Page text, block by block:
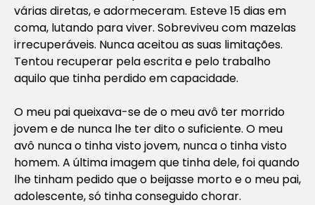
várias diretas, e adormeceram. Esteve 15 dias em
coma, lutando para viver. Sobreviveu com mazelas
irrecuperáveis. Nunca aceitou as suas limitações.
Tentou recuperar pela escrita e pelo trabalho
aquilo que tinha perdido em capacidade.
O meu pai queixava-se de o meu avô ter morrido
jovem e de nunca lhe ter dito o suficiente. O meu
avô nunca o tinha visto jovem, nunca o tinha visto
homem. A última imagem que tinha dele, foi quando
lhe tinham pedido que o beijasse morto e o meu pai,
adolescente, só tinha conseguido chorar.